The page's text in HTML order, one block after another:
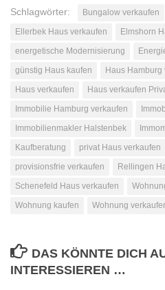
Schlagwörter: Bungalow verkaufen
Ellerbek Haus verkaufen
Elmshorn
energetische Modernisierung
günstig Haus kaufen
Haus Hamburg
Haus verkaufen
Haus verkaufen
Immobilie Hamburg verkaufen
Immobilienmakler Halstenbek
Kaufberatung
privat Haus verkaufen
provisionsfrie verkaufen
Rellingen
Schenefeld Haus verkaufen
Wohnung kaufen
Wohnung
DAS KÖNNTE DICH
INTERESSIEREN …